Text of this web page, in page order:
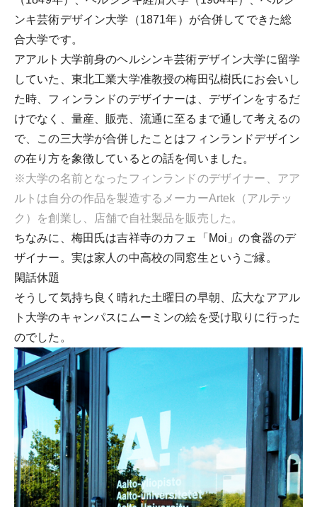
ンキ芸術デザイン大学（1871年）が合併してできた総
合大学です。
アアルト大学前身のヘルシンキ芸術デザイン大学に留学
していた、東北工業大学准教授の梅田弘樹氏にお会いし
た時、フィンランドのデザイナーは、デザインをするだ
けでなく、量産、販売、流通に至るまで通して考えるの
で、この三大学が合併したことはフィンランドデザイン
の在り方を象徴しているとの話を伺いました。
※大学の名前となったフィンランドのデザイナー、アア
ルトは自分の作品を製造するメーカーArtek（アルテッ
ク）を創業し、店舗で自社製品を販売した。
ちなみに、梅田氏は吉祥寺のカフェ「Moi」の食器のデ
ザイナー。実は家人の中高校の同窓生というご縁。
閑話休題
そうして気持ち良く晴れた土曜日の早朝、広大なアアル
ト大学のキャンパスにムーミンの絵を受け取りに行った
のでした。